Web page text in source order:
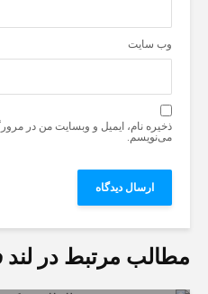
وب‌ سایت
ذخیره نام، ایمیل و وبسایت من در
می‌نویسم.
مطالب مرتبط در لند